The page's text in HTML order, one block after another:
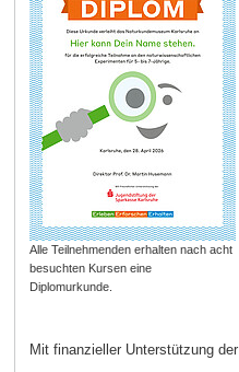
Alle Teilnehmenden erhalten nach acht
besuchten Kursen eine
Diplomurkunde.
Mit finanzieller Unterstützung der